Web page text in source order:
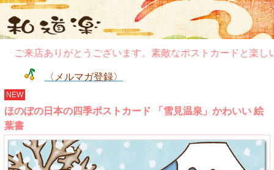
ご来店ありがとうございます。素敵なポストカードと楽し
〈メルマガ登録〉
NEW
ほのぼの日本の四季ポストカード 「雪見温泉」かわいい 絵
葉書